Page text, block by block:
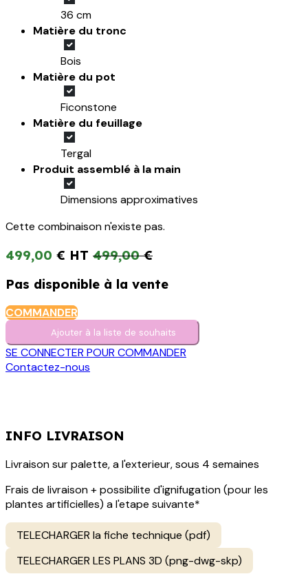
36 cm
Matière du tronc
Bois
Matière du pot
Ficonstone
Matière du feuillage
Tergal
Produit assemblé à la main
Dimensions approximatives
Cette combinaison n'existe pas.
499,00 € 499,00€
Pas disponible à la vente
COMMANDER
Ajouter à la liste de s​o​uh​aits
SE CONNECTER POUR COMMANDER
Contactez-nous
INFO LIVRAISON
Livraison sur palette, a l'exterieur, sous 4 semaines
Frais de livraison + possibilite d'ignifugation (pour les
plantes artificielles) a l'etape suivante*
TELECHARGER la fiche technique (pdf)
TELECHARGER LES PLANS 3D (png-dwg-skp)